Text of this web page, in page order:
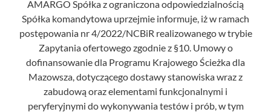
AMARGO Spółka z ograniczona odpowiedzialnością
Spółka komandytowa uprzejmie informuje, iż w ramach
postępowania nr 4/2022/NCBiR realizowanego w trybie
Zapytania ofertowego zgodnie z §10. Umowy o
dofinansowanie dla Programu Krajowego Ścieżka dla
Mazowsza, dotyczącego dostawy stanowiska wraz z
zabudową oraz elementami funkcjonalnymi i
peryferyjnymi do wykonywania testów i prób, w tym